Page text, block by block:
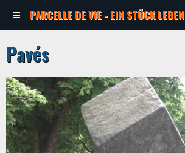
PARCELLE DE VIE - EIN STÜCK LEBEN
Pavés